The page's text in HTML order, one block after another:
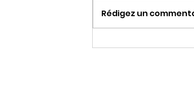
Une journée à
Rédigez un